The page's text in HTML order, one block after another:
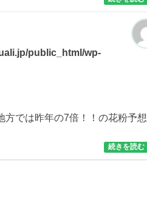
public_html/wp-
方では昨年の7倍！！の花粉予想
続きを読む